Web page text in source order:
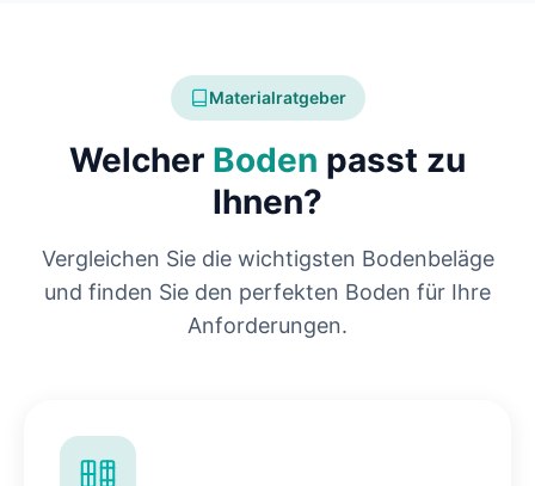
Materialratgeber
Welcher Boden passt zu
Ihnen?
Vergleichen Sie die wichtigsten Bodenbeläge
und finden Sie den perfekten Boden für Ihre
Anforderungen.